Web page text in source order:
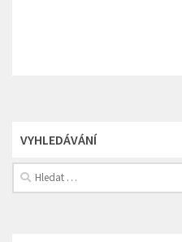
VYHLEDÁVÁNÍ
Vyhledávání